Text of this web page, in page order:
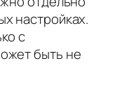
настройках.
с
быть не